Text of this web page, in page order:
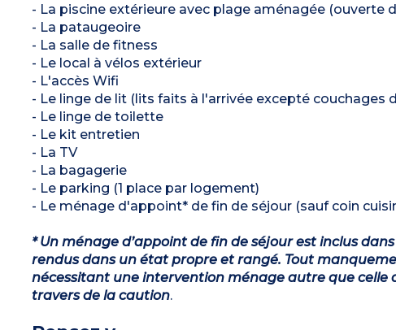
- La piscine extérieure avec plage aménagée (ouverte
- La pataugeoire
- La salle de fitness
- Le local à vélos extérieur
- L'accès Wifi
- Le linge de lit (lits faits à l'arrivée excepté couchages
- Le linge de toilette
- Le kit entretien
- La TV
- La bagagerie
- Le parking (1 place par logement)
- Le ménage d'appoint* de fin de séjour (sauf coin
* Un ménage d’appoint de fin de séjour est inclus
rendus dans un état propre et rangé. Tout
nécessitant une intervention ménage autre que celle
travers de la caution.